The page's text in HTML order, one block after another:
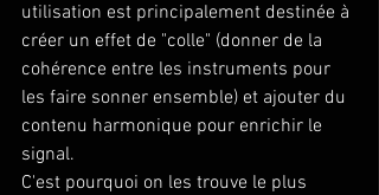
utilisation est principalement destinée à
créer un effet de "colle" (donner de la
cohérence entre les instruments pour
les faire sonner ensemble) et ajouter du
contenu harmonique pour enrichir le
signal.
C'est pourquoi on les trouve le plus